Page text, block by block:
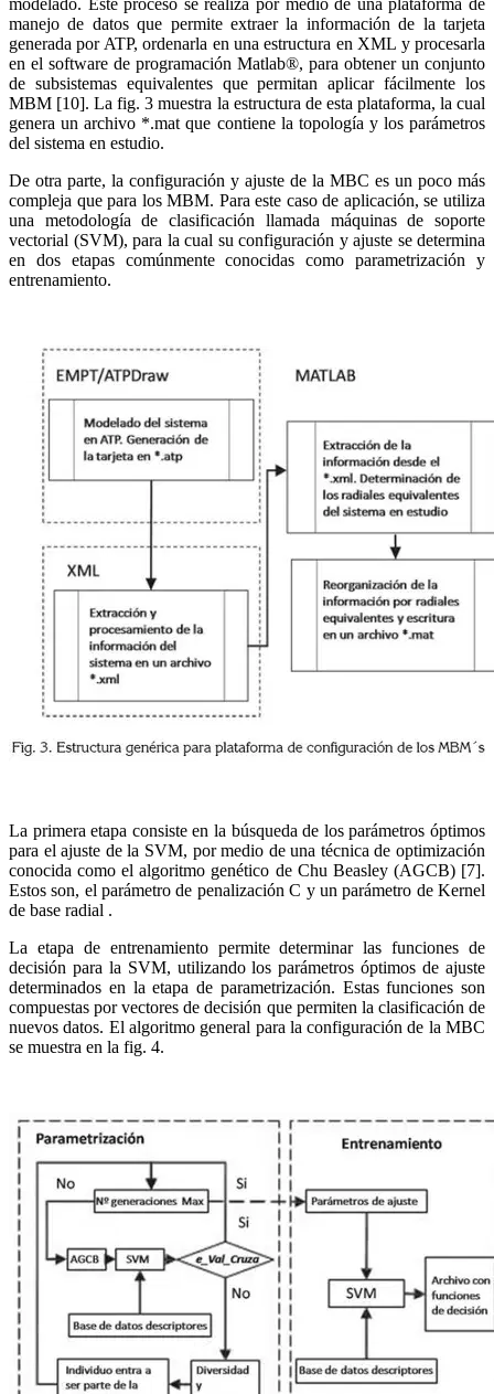
manejo de datos que permite extraer la información de la tarjeta
generada por ATP, ordenarla en una estructura en XML y procesarla
en el software de programación Matlab®, para obtener un conjunto
de subsistemas equivalentes que permitan aplicar fácilmente los
MBM [10]. La fig. 3 muestra la estructura de esta plataforma, la cual
genera un archivo *.mat que contiene la topología y los parámetros
del sistema en estudio.
De otra parte, la configuración y ajuste de la MBC es un poco más
compleja que para los MBM. Para este caso de aplicación, se utiliza
una metodología de clasificación llamada máquinas de soporte
vectorial (SVM), para la cual su configuración y ajuste se determina
en dos etapas comúnmente conocidas como parametrización y
entrenamiento.
La primera etapa consiste en la búsqueda de los parámetros óptimos
para el ajuste de la SVM, por medio de una técnica de optimización
conocida como el algoritmo genético de Chu Beasley (AGCB) [7].
Estos son, el parámetro de penalización C y un parámetro de Kernel
de base radial .
La etapa de entrenamiento permite determinar las funciones de
decisión para la SVM, utilizando los parámetros óptimos de ajuste
determinados en la etapa de parametrización. Estas funciones son
compuestas por vectores de decisión que permiten la clasificación de
nuevos datos. El algoritmo general para la configuración de la MBC
se muestra en la fig. 4.